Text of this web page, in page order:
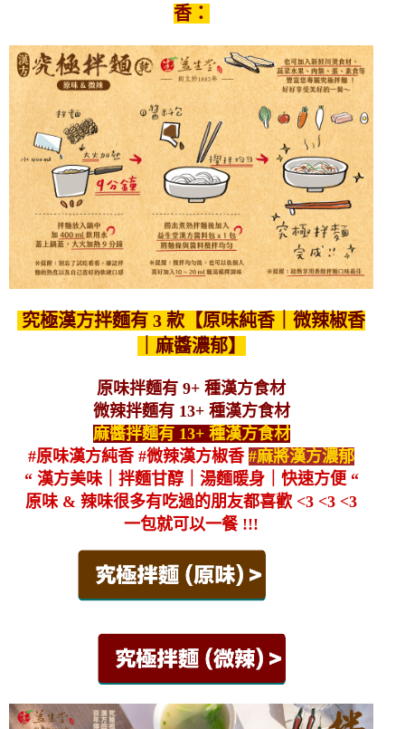
香：
究極漢方拌麵有 3 款【原味純香｜微辣椒香
｜麻醬濃郁】
原味拌麵有 9+ 種漢方食材
微辣拌麵有 13+ 種漢方食材
麻醬拌麵有 13+ 種漢方食材
#原味漢方純香 #微辣漢方椒香#麻將漢方濃郁
“ 漢方美味｜拌麵甘醇｜湯麵暖身｜快速方便 “
原味 & 辣味很多有吃過的朋友都喜歡 <3 <3 <3
一包就可以一餐 !!!